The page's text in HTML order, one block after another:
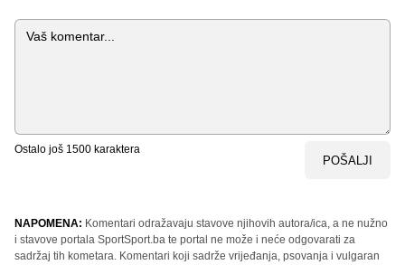
Komentar
Ostalo još 1500 karaktera
POŠALJI
NAPOMENA: Komentari odražavaju stavove njihovih autora/ica, a ne nužno
i stavove portala SportSport.ba te portal ne može i neće odgovarati za
sadržaj tih kometara. Komentari koji sadrže vrijeđanja, psovanja i vulgaran